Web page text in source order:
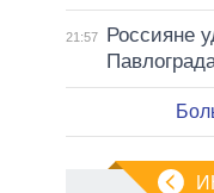
21:57
Россияне